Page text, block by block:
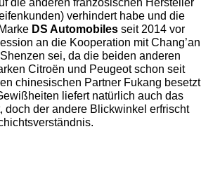
die anderen französischen Hersteller
verhindert habe und die
DS Automobiles seit 2014 vor
an die Kooperation mit Chang’an
sei, da die beiden anderen
Citroën und Peugeot schon seit
chinesischen Partner Fukang besetzt
liefert natürlich auch das
doch der andere Blickwinkel erfrischt